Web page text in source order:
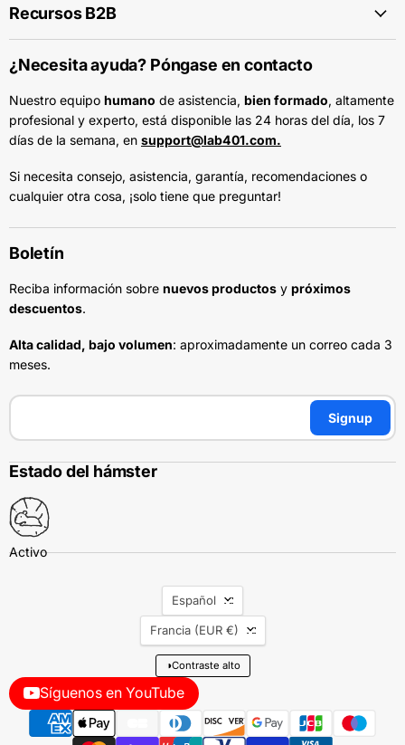
Recursos B2B
¿Necesita ayuda? Póngase en contacto
Nuestro equipo humano de asistencia, bien formado, altamente
profesional y experto, está disponible las 24 horas del día, los 7
días de la semana, en support@lab401.com.
Si necesita consejo, asistencia, garantía, recomendaciones o
cualquier otra cosa, ¡solo tiene que preguntar!
Boletín
Reciba información sobre nuevos productos y próximos
descuentos.
Alta calidad, bajo volumen: aproximadamente un correo cada 3
meses.
Signup
Estado del hámster
Síguenos en YouTube
Idioma
Español
País
Francia (EUR €)
◑Contraste alto